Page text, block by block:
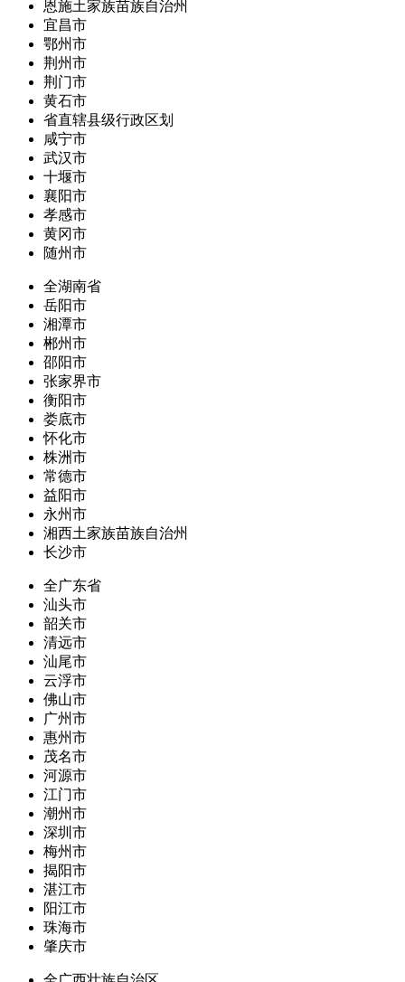
恩施土家族苗族自治州
宜昌市
鄂州市
荆州市
荆门市
黄石市
省直辖县级行政区划
咸宁市
武汉市
十堰市
襄阳市
孝感市
黄冈市
随州市
全湖南省
岳阳市
湘潭市
郴州市
邵阳市
张家界市
衡阳市
娄底市
怀化市
株洲市
常德市
益阳市
永州市
湘西土家族苗族自治州
长沙市
全广东省
汕头市
韶关市
清远市
汕尾市
云浮市
佛山市
广州市
惠州市
茂名市
河源市
江门市
潮州市
深圳市
梅州市
揭阳市
湛江市
阳江市
珠海市
肇庆市